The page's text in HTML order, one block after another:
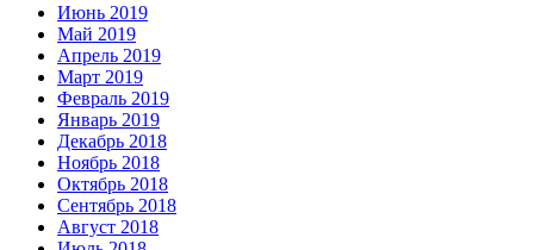
Июнь 2019
Май 2019
Апрель 2019
Март 2019
Февраль 2019
Январь 2019
Декабрь 2018
Ноябрь 2018
Октябрь 2018
Сентябрь 2018
Август 2018